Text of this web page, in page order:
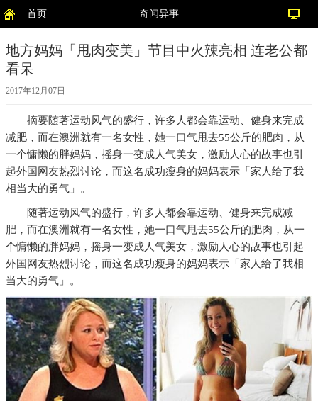
首页 奇闻异事
地方妈妈「甩肉变美」节目中火辣亮相 连老公都
看呆
2017年12月07日
摘要随著运动风气的盛行，许多人都会靠运动、健身来完成
减肥，而在澳洲就有一名女性，她一口气甩去55公斤的肥肉，从
一个慵懒的胖妈妈，摇身一变成人气美女，激励人心的故事也引
起外国网友热烈讨论，而这名成功瘦身的妈妈表示「家人给了我
相当大的勇气」。
随著运动风气的盛行，许多人都会靠运动、健身来完成减
肥，而在澳洲就有一名女性，她一口气甩去55公斤的肥肉，从一
个慵懒的胖妈妈，摇身一变成人气美女，激励人心的故事也引起
外国网友热烈讨论，而这名成功瘦身的妈妈表示「家人给了我相
当大的勇气」。